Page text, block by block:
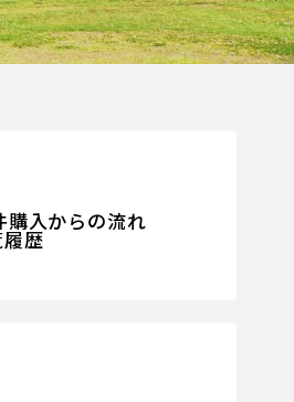
購入からの流れ
歴